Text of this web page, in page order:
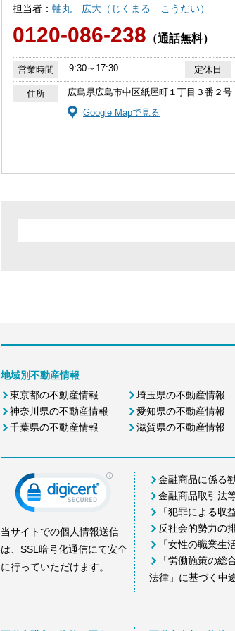
担当者： 軸丸 広大（じくまる こうだい）
0120-086-238 （通話無料）
営業時間 9:30～17:30 定休日
住所
広島県広島市中区紙屋町１丁目３番２
Google Mapで見る
地域別不動産情報
東京都の不動産情報
神奈川県の不動産情報
千葉県の不動産情報
埼玉県の不動産情報
愛知県の不動産情報
滋賀県の不動産情報
当サイトでの個人情報送信
は、SSL暗号化通信にて安全
に行っていただけます。
金融商品に係る
金融商品取引法
「犯罪による収
反社会的勢力の
「女性の職業
「労働施策の総
法律」に基づく中